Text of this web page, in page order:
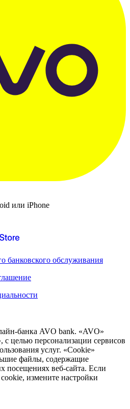
или iPhone
банковского обслуживания
банка AVO bank. «AVO»
с целью персонализации сервисов
услуг. «Cookie»
файлы, содержащие
веб-сайта. Если
измените настройки